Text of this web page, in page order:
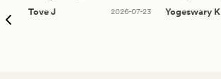
Tove J
2026-07-23
Yogeswary K